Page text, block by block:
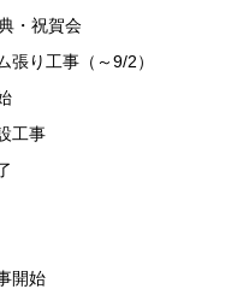
・祝賀会
張り工事（～9/2）
工事
開始